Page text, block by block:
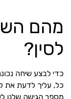
מהם
לסין?
כדי לבצע שיחה
כל, עליך לדעת את